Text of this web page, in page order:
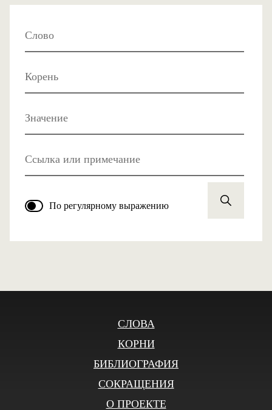
Слово
Корень
Значение
Ссылка или примечание
По регулярному выражению
СЛОВА
КОРНИ
БИБЛИОГРАФИЯ
СОКРАЩЕНИЯ
О ПРОЕКТЕ